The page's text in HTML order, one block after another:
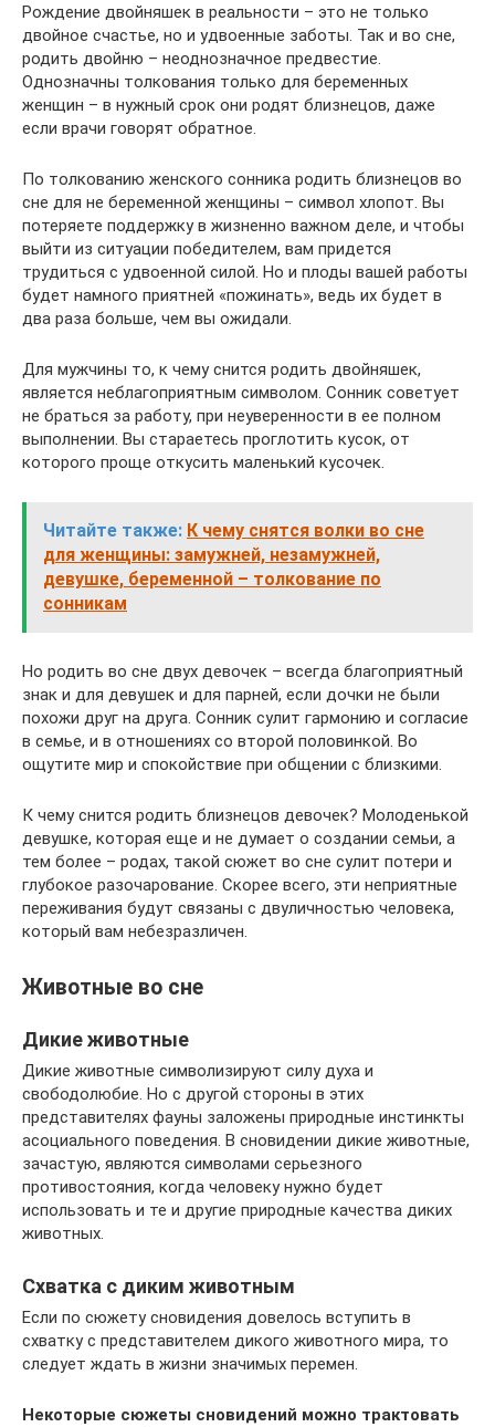
Рождение двойняшек в реальности – это не только
двойное счастье, но и удвоенные заботы. Так и во сне,
родить двойню – неоднозначное предвестие.
Однозначны толкования только для беременных
женщин – в нужный срок они родят близнецов, даже
если врачи говорят обратное.
По толкованию женского сонника родить близнецов во
сне для не беременной женщины – символ хлопот. Вы
потеряете поддержку в жизненно важном деле, и чтобы
выйти из ситуации победителем, вам придется
трудиться с удвоенной силой. Но и плоды вашей работы
будет намного приятней «пожинать», ведь их будет в
два раза больше, чем вы ожидали.
Для мужчины то, к чему снится родить двойняшек,
является неблагоприятным символом. Сонник советует
не браться за работу, при неуверенности в ее полном
выполнении. Вы стараетесь проглотить кусок, от
которого проще откусить маленький кусочек.
Читайте также: К чему снятся волки во сне
для женщины: замужней, незамужней,
девушке, беременной – толкование по
сонникам
Но родить во сне двух девочек – всегда благоприятный
знак и для девушек и для парней, если дочки не были
похожи друг на друга. Сонник сулит гармонию и согласие
в семье, и в отношениях со второй половинкой. Во
ощутите мир и спокойствие при общении с близкими.
К чему снится родить близнецов девочек? Молоденькой
девушке, которая еще и не думает о создании семьи, а
тем более – родах, такой сюжет во сне сулит потери и
глубокое разочарование. Скорее всего, эти неприятные
переживания будут связаны с двуличностью человека,
который вам небезразличен.
Животные во сне
Дикие животные
Дикие животные символизируют силу духа и
свободолюбие. Но с другой стороны в этих
представителях фауны заложены природные инстинкты
асоциального поведения. В сновидении дикие животные,
зачастую, являются символами серьезного
противостояния, когда человеку нужно будет
использовать и те и другие природные качества диких
животных.
Схватка с диким животным
Если по сюжету сновидения довелось вступить в
схватку с представителем дикого животного мира, то
следует ждать в жизни значимых перемен.
Некоторые сюжеты сновидений можно трактовать